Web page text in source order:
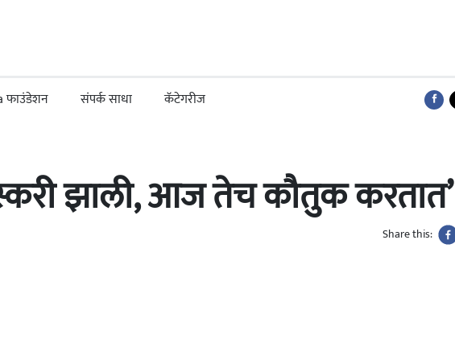
फाउंडेशन संपर्क साधा कॅटेगरीज
झाली, आज तेच कौतुक करतात’
Share this: